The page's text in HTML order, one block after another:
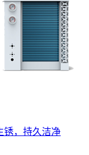
锈，持久洁净